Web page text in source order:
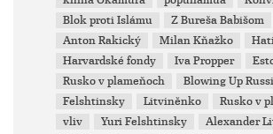
Blok proti Islámu
Z Bureša Babišom
Anton Rakický
Milan Kňažko
Harvardské fondy
Iva Propper
Rusko v plameňoch
Blowing Up
Felshtinsky
Litviněnko
Rusko v
vliv
Yuri Felshtinsky
Alexander